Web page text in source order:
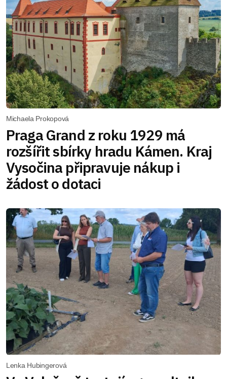
Michaela Prokopová
Praga Grand z roku 1929 má
rozšířit sbírky hradu Kámen. Kraj
Vysočina připravuje nákup i
žádost o dotaci
Lenka Hubingerová